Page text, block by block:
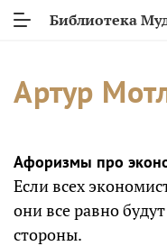
Библиотека
Артур
Афоризмы про
Если всех
они все равно
стороны.